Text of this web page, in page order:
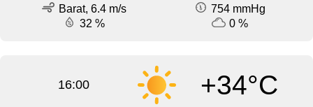
Barat, 6.4 m/s
754 mmHg
32 %
0 %
16:00 +34°C